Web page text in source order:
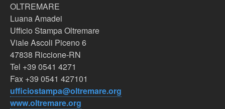
OLTREMARE
Luana Amadei
Ufficio Stampa Oltremare
Viale Ascoli Piceno 6
47838 Riccione-RN
Tel +39 0541 4271
Fax +39 0541 427101
ufficiostampa@oltremare.org
www.oltremare.org